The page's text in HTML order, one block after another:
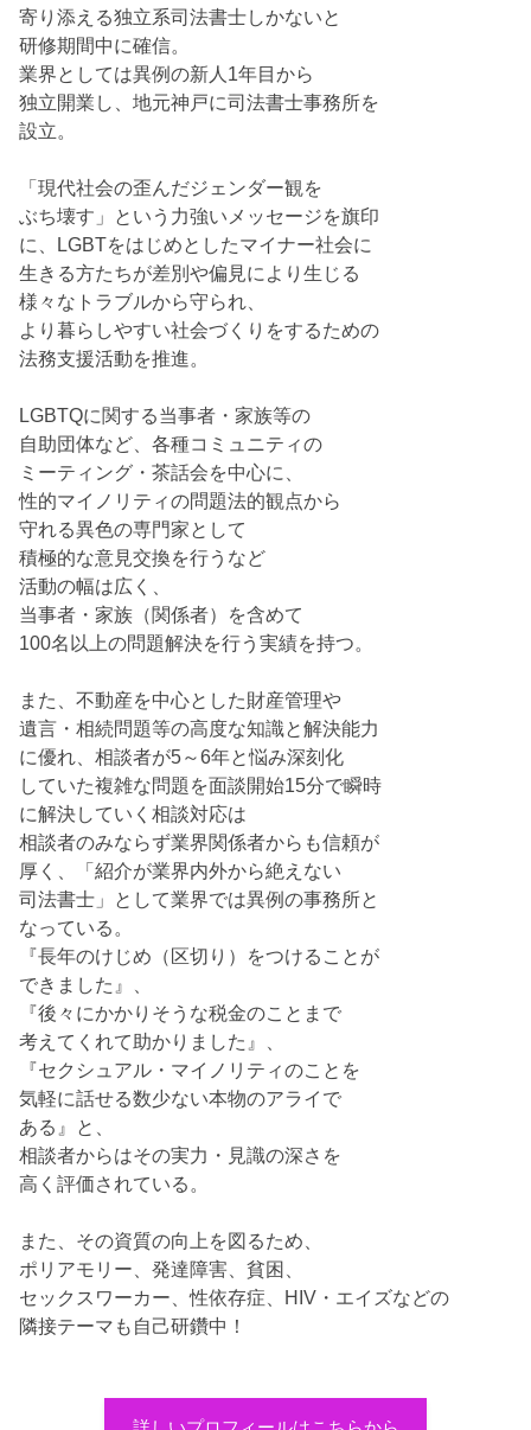
寄り添える独立系司法書士しかないと
研修期間中に確信。
業界としては異例の新人1年目から
独立開業し、地元神戸に司法書士事務所を
設立。
「現代社会の歪んだジェンダー観を
ぶち壊す」という力強いメッセージを旗印
に、LGBTをはじめとしたマイナー社会に
生きる方たちが差別や偏見により生じる
様々なトラブルから守られ、
より暮らしやすい社会づくりをするための
法務支援活動を推進。
LGBTQに関する当事者・家族等の
自助団体など、各種コミュニティの
ミーティング・茶話会を中心に、
性的マイノリティの問題法的観点から
守れる異色の専門家として
積極的な意見交換を行うなど
活動の幅は広く、
当事者・家族（関係者）を含めて
100名以上の問題解決を行う実績を持つ。
また、不動産を中心とした財産管理や
遺言・相続問題等の高度な知識と解決能力
に優れ、相談者が5～6年と悩み深刻化
していた複雑な問題を面談開始15分で瞬時
に解決していく相談対応は
相談者のみならず業界関係者からも信頼が
厚く、「紹介が業界内外から絶えない
司法書士」として業界では異例の事務所と
なっている。
『長年のけじめ（区切り）をつけることが
できました』、
『後々にかかりそうな税金のことまで
考えてくれて助かりました』、
『セクシュアル・マイノリティのことを
気軽に話せる数少ない本物のアライで
ある』と、
相談者からはその実力・見識の深さを
高く評価されている。
また、その資質の向上を図るため、
ポリアモリー、発達障害、貧困、
セックスワーカー、性依存症、HIV・エイズなどの
隣接テーマも自己研鑽中！